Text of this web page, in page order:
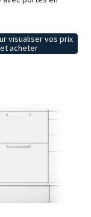
visualiser vos prix
et acheter